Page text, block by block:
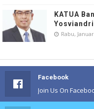
KATUA
Yosviandri
Rabu,
Facebook
Join Us On